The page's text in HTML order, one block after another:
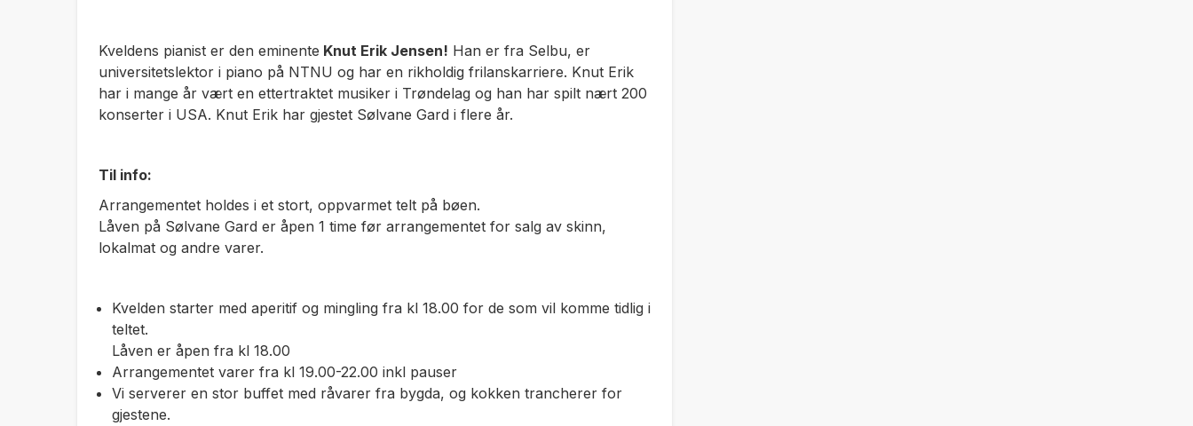
Kveldens pianist er den eminente Knut Erik Jensen! Han er fra Selbu, er
universitetslektor i piano på NTNU og har en rikholdig frilanskarriere. Knut Erik
har i mange år vært en ettertraktet musiker i Trøndelag og han har spilt nært 200
konserter i USA. Knut Erik har gjestet Sølvane Gard i flere år.
Til info:
Arrangementet holdes i et stort, oppvarmet telt på bøen.
Låven på Sølvane Gard er åpen 1 time før arrangementet for salg av skinn,
lokalmat og andre varer.
Kvelden starter med aperitif og mingling fra kl 18.00 for de som vil komme tidlig i
teltet.
Låven er åpen fra kl 18.00
Arrangementet varer fra kl 19.00-22.00 inkl pauser
Vi serverer en stor buffet med råvarer fra bygda, og kokken trancherer for
gjestene.